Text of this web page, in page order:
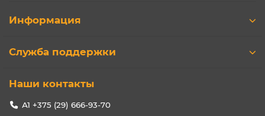
Информация
Служба поддержки
Наши контакты
А1 +375 (29) 666-93-70